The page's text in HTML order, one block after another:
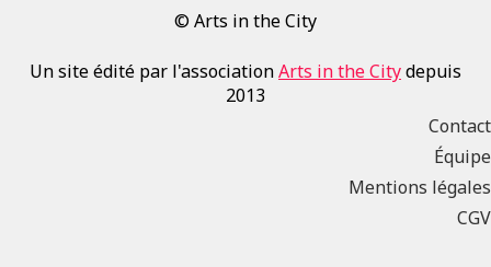
© Arts in the City
Un site édité par l'associationArts in the Citydepuis
2013
Contact
Équipe
Mentions légales
CGV